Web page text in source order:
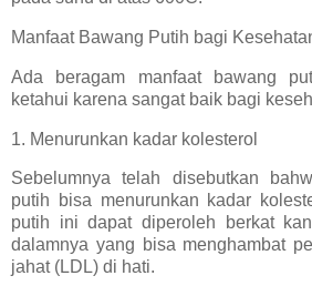
Manfaat Bawang Putih bagi
Ada beragam manfaat bawang
ketahui karena sangat baik bagi
1. Menurunkan kadar kolesterol
Sebelumnya telah disebutkan
putih bisa menurunkan kadar
putih ini dapat diperoleh berkat
dalamnya yang bisa menghambat
jahat (LDL) di hati.